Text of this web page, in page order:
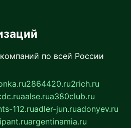
по всей России
2864420.ru2rich.ru
aalse.rua380club.ru
112.ruadler-jun.ruadonyev.ru
argentinamia.ru